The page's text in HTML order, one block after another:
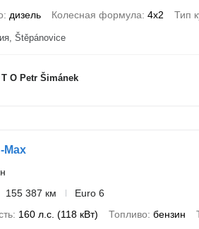
дизель Колесная формула 4x2 Тип
Štěpánovice
O Petr Šimánek
Max
155 387 км
Euro 6
160 л.с. (118 кВт) Топливо бензин